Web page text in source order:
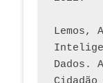
Lemos,
Dados.